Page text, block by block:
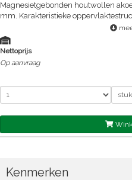
Magnesietgebonden houtwollen
mm. Karakteristieke
Nettoprijs
Op aanvraag
Kenmerken